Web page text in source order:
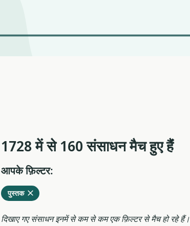
1728 में से 160 संसाधन मैच हुए हैंं
आपके फ़िल्टर:
वर्तमान
फ़िल्टर
से
पुस्तकहटाएं
दिखाए गए संसाधन इनमें से कम से कम एक फ़िल्टर से मैच हो रहे हैं।